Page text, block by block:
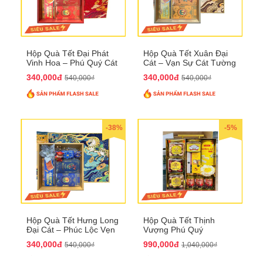
Hộp Quà Tết Đại Phát
Vinh Hoa – Phú Quý Cát
340,000đ 540,000₫
Hộp Quà Tết Xuân Đại
Cát – Vạn Sự Cát Tường
340,000đ 540,000₫
-38%
Hộp Quà Tết Hưng Long
Đại Cát – Phúc Lộc Vẹn
340,000đ 540,000₫
-5%
Hộp Quà Tết Thịnh
Vượng Phú Quý
990,000đ 1,040,000₫